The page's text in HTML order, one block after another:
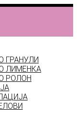
ГРАНУЛИ
ЛИМЕНКА
РОЛОН